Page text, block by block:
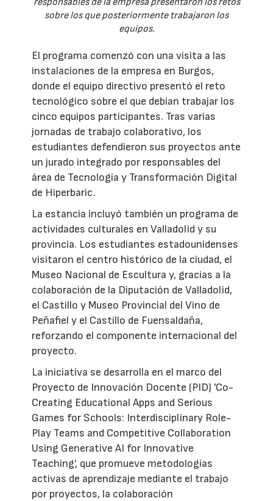
sobre los que posteriormente trabajaron los
equipos.
El programa comenzó con una visita a las
instalaciones de la empresa en Burgos,
donde el equipo directivo presentó el reto
tecnológico sobre el que debían trabajar los
cinco equipos participantes. Tras varias
jornadas de trabajo colaborativo, los
estudiantes defendieron sus proyectos ante
un jurado integrado por responsables del
área de Tecnología y Transformación Digital
de Hiperbaric.
La estancia incluyó también un programa de
actividades culturales en Valladolid y su
provincia. Los estudiantes estadounidenses
visitaron el centro histórico de la ciudad, el
Museo Nacional de Escultura y, gracias a la
colaboración de la Diputación de Valladolid,
el Castillo y Museo Provincial del Vino de
Peñafiel y el Castillo de Fuensaldaña,
reforzando el componente internacional del
proyecto.
La iniciativa se desarrolla en el marco del
Proyecto de Innovación Docente (PID) 'Co-
Creating Educational Apps and Serious
Games for Schools: Interdisciplinary Role-
Play Teams and Competitive Collaboration
Using Generative AI for Innovative
Teaching', que promueve metodologías
activas de aprendizaje mediante el trabajo
por proyectos, la colaboración